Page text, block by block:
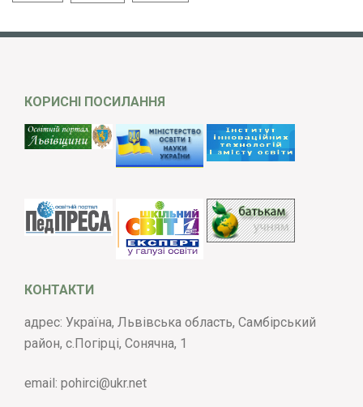
КОРИСНІ ПОСИЛАННЯ
КОНТАКТИ
адрес: Україна, Львівська область, Самбірський
район, с.Погірці, Сонячна, 1
email: pohirci@ukr.net